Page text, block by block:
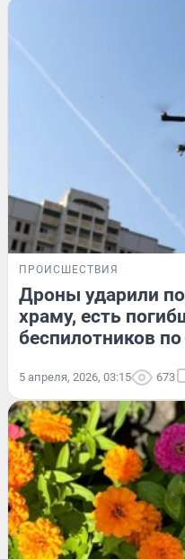
ПРОИСШЕСТВИЯ
Дроны ударили
храму, есть
беспилотников
5 апреля, 2026, 03:15 673